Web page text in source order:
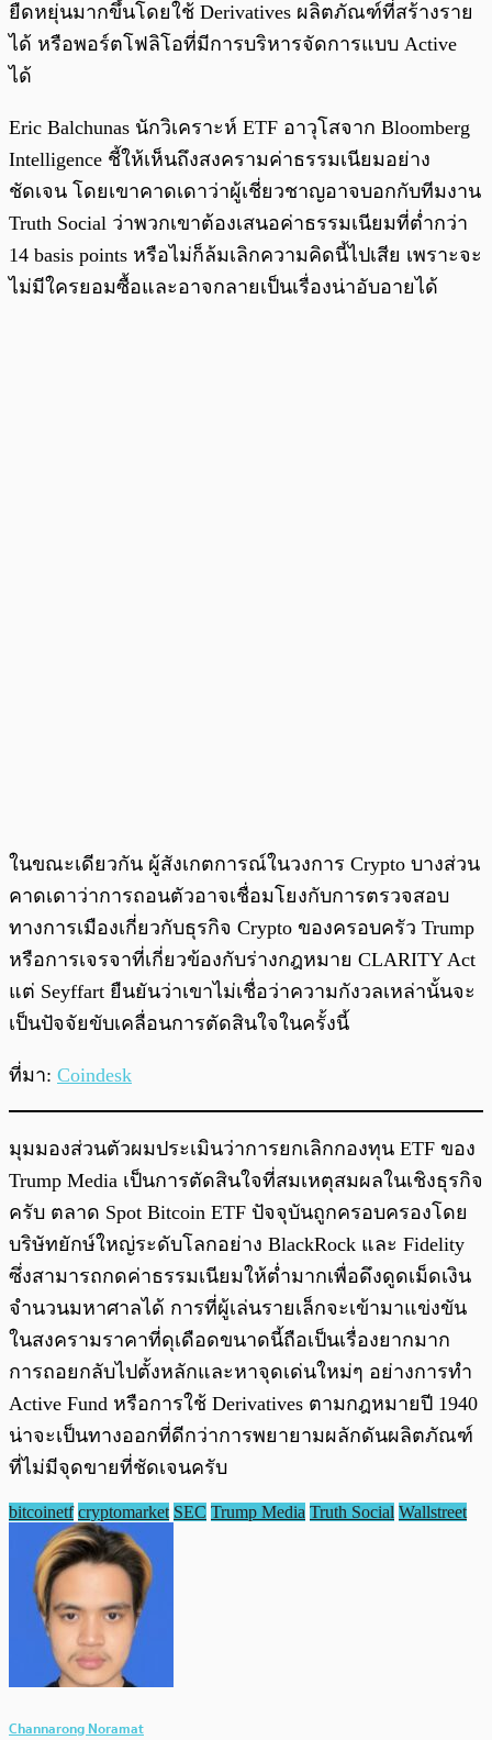
ยืดหยุ่นมากขึ้นโดยใช้ Derivatives ผลิตภัณฑ์ที่สร้างราย
ได้ หรือพอร์ตโฟลิโอที่มีการบริหารจัดการแบบ Active
ได้
Eric Balchunas นักวิเคราะห์ ETF อาวุโสจาก Bloomberg
Intelligence ชี้ให้เห็นถึงสงครามค่าธรรมเนียมอย่าง
ชัดเจน โดยเขาคาดเดาว่าผู้เชี่ยวชาญอาจบอกกับทีมงาน
Truth Social ว่าพวกเขาต้องเสนอค่าธรรมเนียมที่ต่ำกว่า
14 basis points หรือไม่ก็ล้มเลิกความคิดนี้ไปเสีย เพราะจะ
ไม่มีใครยอมซื้อและอาจกลายเป็นเรื่องน่าอับอายได้
ในขณะเดียวกัน ผู้สังเกตการณ์ในวงการ Crypto บางส่วน
คาดเดาว่าการถอนตัวอาจเชื่อมโยงกับการตรวจสอบ
ทางการเมืองเกี่ยวกับธุรกิจ Crypto ของครอบครัว Trump
หรือการเจรจาที่เกี่ยวข้องกับร่างกฎหมาย CLARITY Act
แต่ Seyffart ยืนยันว่าเขาไม่เชื่อว่าความกังวลเหล่านั้นจะ
เป็นปัจจัยขับเคลื่อนการตัดสินใจในครั้งนี้
ที่มา: Coindesk
มุมมองส่วนตัวผมประเมินว่าการยกเลิกกองทุน ETF ของ
Trump Media เป็นการตัดสินใจที่สมเหตุสมผลในเชิงธุรกิจ
ครับ ตลาด Spot Bitcoin ETF ปัจจุบันถูกครอบครองโดย
บริษัทยักษ์ใหญ่ระดับโลกอย่าง BlackRock และ Fidelity
ซึ่งสามารถกดค่าธรรมเนียมให้ต่ำมากเพื่อดึงดูดเม็ดเงิน
จำนวนมหาศาลได้ การที่ผู้เล่นรายเล็กจะเข้ามาแข่งขัน
ในสงครามราคาที่ดุเดือดขนาดนี้ถือเป็นเรื่องยากมาก
การถอยกลับไปตั้งหลักและหาจุดเด่นใหม่ๆ อย่างการทำ
Active Fund หรือการใช้ Derivatives ตามกฎหมายปี 1940
น่าจะเป็นทางออกที่ดีกว่าการพยายามผลักดันผลิตภัณฑ์
ที่ไม่มีจุดขายที่ชัดเจนครับ
bitcoinetf cryptomarket SEC Trump Media Truth Social Wallstreet
Channarong Noramat